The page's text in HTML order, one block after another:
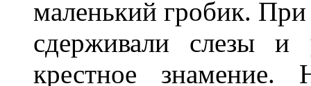
маленький гробик.
сдерживали слезы и
крестное